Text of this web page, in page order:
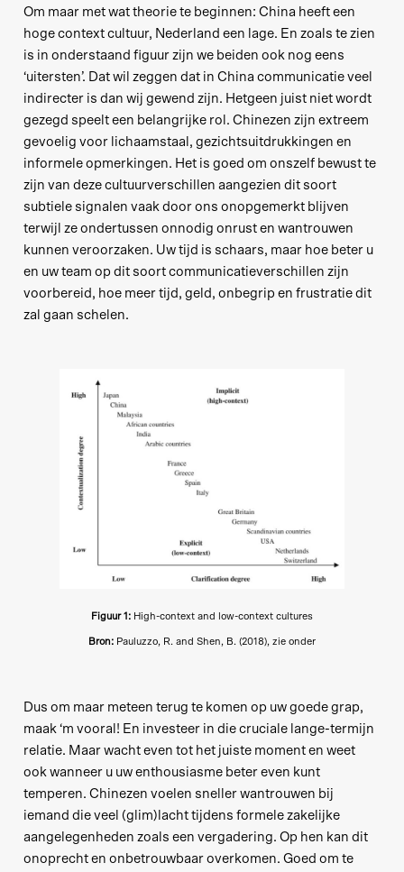
Om maar met wat theorie te beginnen: China heeft een
hoge context cultuur, Nederland een lage. En zoals te zien
is in onderstaand figuur zijn we beiden ook nog eens
‘uitersten’. Dat wil zeggen dat in China communicatie veel
indirecter is dan wij gewend zijn. Hetgeen juist niet wordt
gezegd speelt een belangrijke rol. Chinezen zijn extreem
gevoelig voor lichaamstaal, gezichtsuitdrukkingen en
informele opmerkingen. Het is goed om onszelf bewust te
zijn van deze cultuurverschillen aangezien dit soort
subtiele signalen vaak door ons onopgemerkt blijven
terwijl ze ondertussen onnodig onrust en wantrouwen
kunnen veroorzaken. Uw tijd is schaars, maar hoe beter u
en uw team op dit soort communicatieverschillen zijn
voorbereid, hoe meer tijd, geld, onbegrip en frustratie dit
zal gaan schelen.
Figuur 1: High-context and low-context cultures
Bron: Pauluzzo, R. and Shen, B. (2018), zie onder
Dus om maar meteen terug te komen op uw goede grap,
maak ‘m vooral! En investeer in die cruciale lange-termijn
relatie. Maar wacht even tot het juiste moment en weet
ook wanneer u uw enthousiasme beter even kunt
temperen. Chinezen voelen sneller wantrouwen bij
iemand die veel (glim)lacht tijdens formele zakelijke
aangelegenheden zoals een vergadering. Op hen kan dit
onoprecht en onbetrouwbaar overkomen. Goed om te